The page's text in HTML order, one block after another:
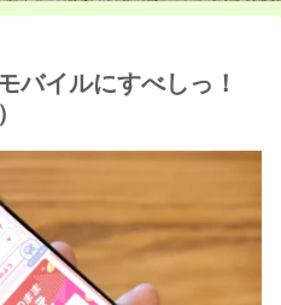
バイルにすべしっ！